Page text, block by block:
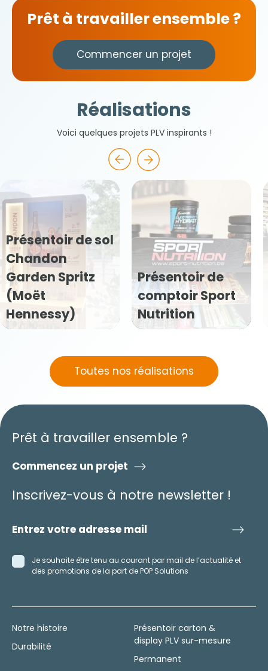
Prêt à travailler ensemble ?
Commencer un projet
Réalisations
Voici quelques projets PLV inspirants !
Présentoir de sol
Chandon
Garden Spritz
(Moët
Hennessy)
Présentoir de
comptoir Sport
Nutrition
Toutes nos réalisations
Prêt à travailler ensemble ?
Commencez un projet
Inscrivez-vous à notre newsletter !
Je souhaite être tenu au courant par mail de l’actualité et
des promotions de la part de POP Solutions
Notre histoire
Durabilité
Présentoir carton &
display PLV sur-mesure
Permanent